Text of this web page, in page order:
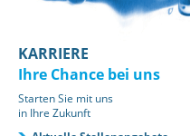
KARRIERE
Ihre Chance bei uns
Starten Sie mit uns
in Ihre Zukunft